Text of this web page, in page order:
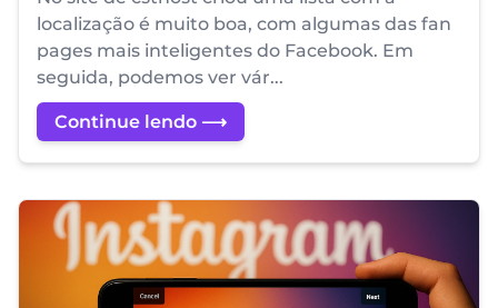
localização é muito boa, com algumas das fan
pages mais inteligentes do Facebook. Em
seguida, podemos ver vár...
Continue lendo ⟶